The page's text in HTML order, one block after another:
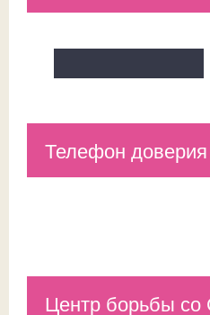
Телефон доверия
Центр борьбы